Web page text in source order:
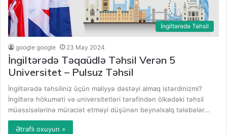
İngiltərədə Təhsil
google google 23 May 2024
İngiltərədə Təqaüdlə Təhsil Verən 5
Universitet – Pulsuz Təhsil
İngiltərədə təhsiliniz üçün maliyyə dəstəyi almaq istərdinizmi?
İngiltərə hökuməti və universitetləri tərəfindən ölkədəki təhsil
müəssisələrinə müraciət etməyi düşünən beynəlxalq tələbələr…
Ətraflı oxuyun »